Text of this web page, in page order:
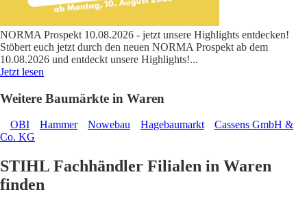
NORMA Prospekt 10.08.2026 - jetzt unsere Highlights entdecken!
Stöbert euch jetzt durch den neuen NORMA Prospekt ab dem
10.08.2026 und entdeckt unsere Highlights!...
Jetzt lesen
Weitere Baumärkte in Waren
OBI Hammer Nowebau Hagebaumarkt
Cassens GmbH &
Co. KG
STIHL Fachhändler Filialen in Waren
finden